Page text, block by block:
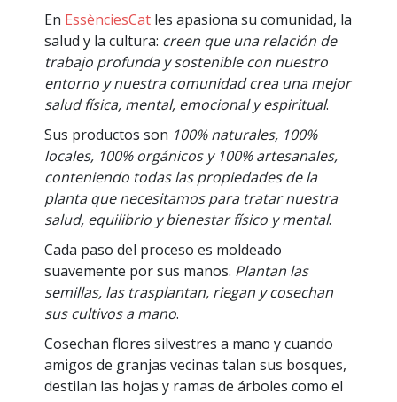
En EssènciesCat les apasiona su comunidad, la
salud y la cultura: creen que una relación de
trabajo profunda y sostenible con nuestro
entorno y nuestra comunidad crea una mejor
salud física, mental, emocional y espiritual.
Sus productos son 100% naturales, 100%
locales, 100% orgánicos y 100% artesanales,
conteniendo todas las propiedades de la
planta que necesitamos para tratar nuestra
salud, equilibrio y bienestar físico y mental.
Cada paso del proceso es moldeado
suavemente por sus manos. Plantan las
semillas, las trasplantan, riegan y cosechan
sus cultivos a mano.
Cosechan flores silvestres a mano y cuando
amigos de granjas vecinas talan sus bosques,
destilan las hojas y ramas de árboles como el